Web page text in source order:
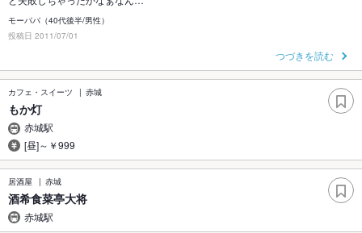
モーパパ（40代後半/男性）
投稿日 2011/07/01
つづきを読む
カフェ・スイーツ 赤城
もか灯
赤城駅
[昼]～￥999
居酒屋 赤城
酒希食菜亭大将
赤城駅